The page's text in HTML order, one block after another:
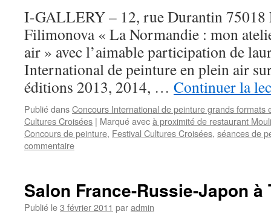
I-GALLERY – 12, rue Durantin 75018
Filimonova « La Normandie : mon
air » avec l’aimable participation de
International de peinture en plein air
éditions 2013, 2014, … Continuer la
Publié dansConcours International de peinture grands formats
Cultures Croisées | Marqué avecà proximité de restaurant
Concours de peinture, Festival Cultures Croisées, séances de
commentaire
Salon France-Russie-Japon à
Publié le3 février 2011 paradmin